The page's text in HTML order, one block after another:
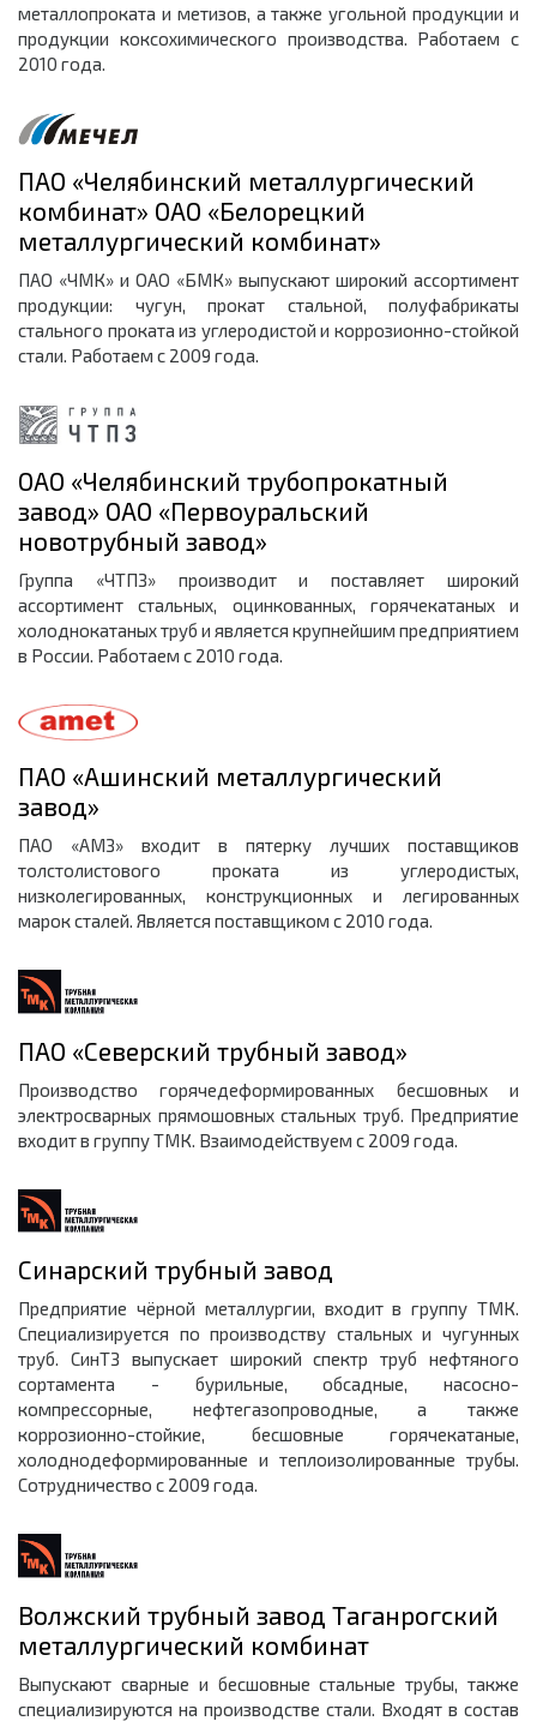
металлопроката и метизов, а также угольной продукции и
продукции коксохимического производства. Работаем с
2010 года.
ПАО «Челябинский металлургический
комбинат» ОАО «Белорецкий
металлургический комбинат»
ПАО «ЧМК» и ОАО «БМК» выпускают широкий ассортимент
продукции: чугун, прокат стальной, полуфабрикаты
стального проката из углеродистой и коррозионно-стойкой
стали. Работаем с 2009 года.
ОАО «Челябинский трубопрокатный
завод» ОАО «Первоуральский
новотрубный завод»
Группа «ЧТПЗ» производит и поставляет широкий
ассортимент стальных, оцинкованных, горячекатаных и
холоднокатаных труб и является крупнейшим предприятием
в России. Работаем с 2010 года.
ПАО «Ашинский металлургический
завод»
ПАО «АМЗ» входит в пятерку лучших поставщиков
толстолистового проката из углеродистых,
низколегированных, конструкционных и легированных
марок сталей. Является поставщиком с 2010 года.
ПАО «Северский трубный завод»
Производство горячедеформированных бесшовных и
электросварных прямошовных стальных труб. Предприятие
входит в группу ТМК. Взаимодействуем с 2009 года.
Синарский трубный завод
Предприятие чёрной металлургии, входит в группу ТМК.
Специализируется по производству стальных и чугунных
труб. СинТЗ выпускает широкий спектр труб нефтяного
сортамента - бурильные, обсадные, насосно-
компрессорные, нефтегазопроводные, а также
коррозионно-стойкие, бесшовные горячекатаные,
холоднодеформированные и теплоизолированные трубы.
Сотрудничество с 2009 года.
Волжский трубный завод Таганрогский
металлургический комбинат
Выпускают сварные и бесшовные стальные трубы, также
специализируются на производстве стали. Входят в состав